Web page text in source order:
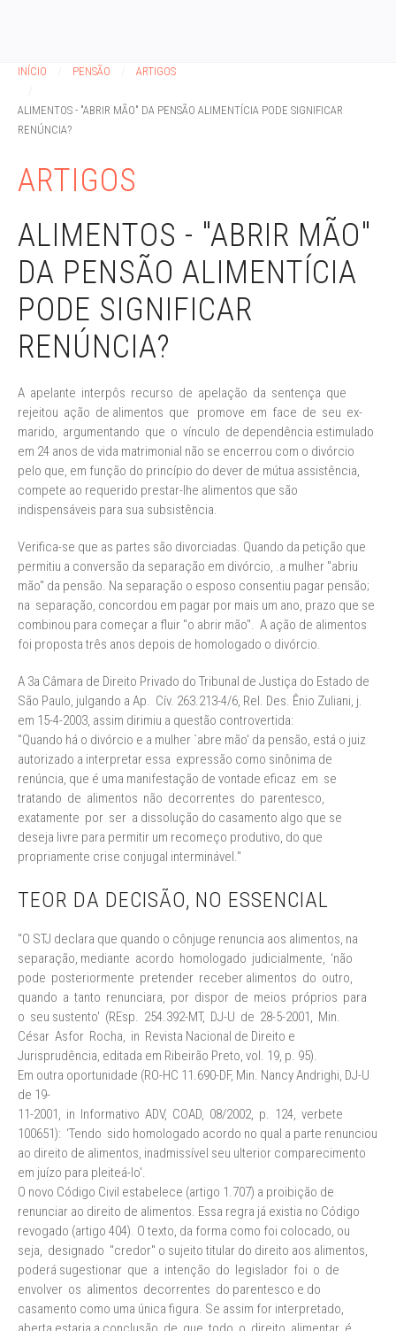
INÍCIO PENSÃO ARTIGOS
ALIMENTOS - "ABRIR MÃO" DA PENSÃO ALIMENTÍCIA PODE SIGNIFICAR
RENÚNCIA?
ARTIGOS
ALIMENTOS - "ABRIR MÃO"
DA PENSÃO ALIMENTÍCIA
PODE SIGNIFICAR
RENÚNCIA?
A apelante interpôs recurso de apelação da sentença que
rejeitou ação de alimentos que promove em face de seu ex-
marido, argumentando que o vínculo de dependência estimulado
em 24 anos de vida matrimonial não se encerrou com o divórcio
pelo que, em função do princípio do dever de mútua assistência,
compete ao requerido prestar-lhe alimentos que são
indispensáveis para sua subsistência.
Verifica-se que as partes são divorciadas. Quando da petição que
permitiu a conversão da separação em divórcio, .a mulher "abriu
mão" da pensão. Na separação o esposo consentiu pagar pensão;
na separação, concordou em pagar por mais um ano, prazo que se
combinou para começar a fluir "o abrir mão". A ação de alimentos
foi proposta três anos depois de homologado o divórcio.
A 3a Câmara de Direito Privado do Tribunal de Justiça do Estado de
São Paulo, julgando a Ap. Cív. 263.213-4/6, Rel. Des. Ênio Zuliani, j.
em 15-4-2003, assim dirimiu a questão controvertida:
"Quando há o divórcio e a mulher `abre mão' da pensão, está o juiz
autorizado a interpretar essa expressão como sinônima de
renúncia, que é uma manifestação de vontade eficaz em se
tratando de alimentos não decorrentes do parentesco,
exatamente por ser a dissolução do casamento algo que se
deseja livre para permitir um recomeço produtivo, do que
propriamente crise conjugal interminável."
TEOR DA DECISÃO, NO ESSENCIAL
"O STJ declara que quando o cônjuge renuncia aos alimentos, na
separação, mediante acordo homologado judicialmente, ‘não
pode posteriormente pretender receber alimentos do outro,
quando a tanto renunciara, por dispor de meios próprios para
o seu sustento' (REsp. 254.392-MT, DJ-U de 28-5-2001, Min.
César Asfor Rocha, in Revista Nacional de Direito e
Jurisprudência, editada em Ribeirão Preto, vol. 19, p. 95).
Em outra oportunidade (RO-HC 11.690-DF, Min. Nancy Andrighi, DJ-U
de 19-
11-2001, in Informativo ADV, COAD, 08/2002, p. 124, verbete
100651): ‘Tendo sido homologado acordo no qual a parte renunciou
ao direito de alimentos, inadmissível seu ulterior comparecimento
em juízo para pleiteá-lo'.
O novo Código Civil estabelece (artigo 1.707) a proibição de
renunciar ao direito de alimentos. Essa regra já existia no Código
revogado (artigo 404). O texto, da forma como foi colocado, ou
seja, designado "credor" o sujeito titular do direito aos alimentos,
poderá sugestionar que a intenção do legislador foi o de
envolver os alimentos decorrentes do parentesco e do
casamento como uma única figura. Se assim for interpretado,